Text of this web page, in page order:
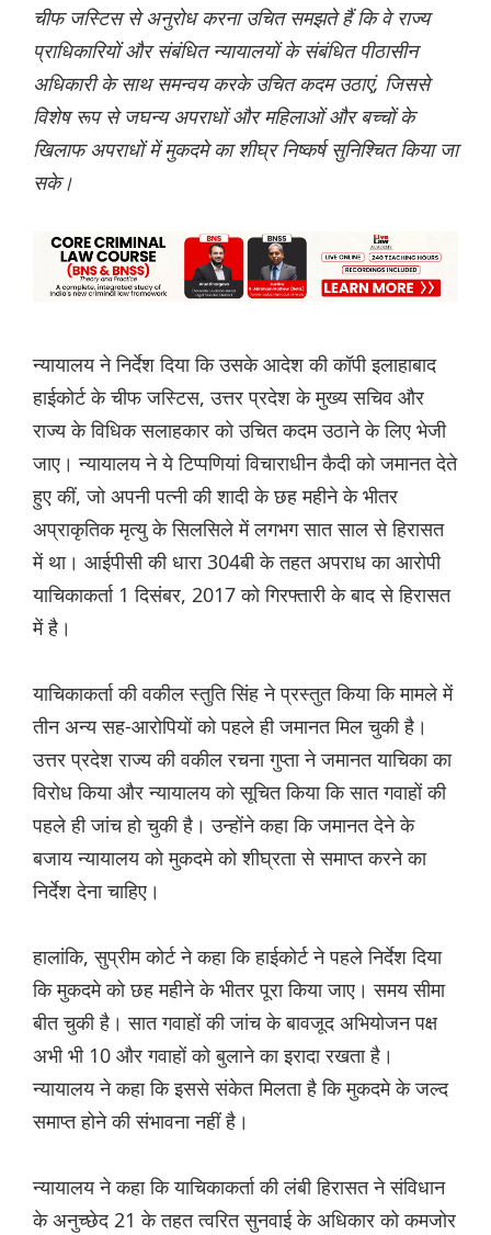
चीफ जस्टिस से अनुरोध करना उचित समझते हैं कि वे राज्य
प्राधिकारियों और संबंधित न्यायालयों के संबंधित पीठासीन
अधिकारी के साथ समन्वय करके उचित कदम उठाएं, जिससे
विशेष रूप से जघन्य अपराधों और महिलाओं और बच्चों के
खिलाफ अपराधों में मुकदमे का शीघ्र निष्कर्ष सुनिश्चित किया जा
सके।
न्यायालय ने निर्देश दिया कि उसके आदेश की कॉपी इलाहाबाद
हाईकोर्ट के चीफ जस्टिस, उत्तर प्रदेश के मुख्य सचिव और
राज्य के विधिक सलाहकार को उचित कदम उठाने के लिए भेजी
जाए। न्यायालय ने ये टिप्पणियां विचाराधीन कैदी को जमानत देते
हुए कीं, जो अपनी पत्नी की शादी के छह महीने के भीतर
अप्राकृतिक मृत्यु के सिलसिले में लगभग सात साल से हिरासत
में था। आईपीसी की धारा 304बी के तहत अपराध का आरोपी
याचिकाकर्ता 1 दिसंबर, 2017 को गिरफ्तारी के बाद से हिरासत
में है।
याचिकाकर्ता की वकील स्तुति सिंह ने प्रस्तुत किया कि मामले में
तीन अन्य सह-आरोपियों को पहले ही जमानत मिल चुकी है।
उत्तर प्रदेश राज्य की वकील रचना गुप्ता ने जमानत याचिका का
विरोध किया और न्यायालय को सूचित किया कि सात गवाहों की
पहले ही जांच हो चुकी है। उन्होंने कहा कि जमानत देने के
बजाय न्यायालय को मुकदमे को शीघ्रता से समाप्त करने का
निर्देश देना चाहिए।
हालांकि, सुप्रीम कोर्ट ने कहा कि हाईकोर्ट ने पहले निर्देश दिया
कि मुकदमे को छह महीने के भीतर पूरा किया जाए। समय सीमा
बीत चुकी है। सात गवाहों की जांच के बावजूद अभियोजन पक्ष
अभी भी 10 और गवाहों को बुलाने का इरादा रखता है।
न्यायालय ने कहा कि इससे संकेत मिलता है कि मुकदमे के जल्द
समाप्त होने की संभावना नहीं है।
न्यायालय ने कहा कि याचिकाकर्ता की लंबी हिरासत ने संविधान
के अनुच्छेद 21 के तहत त्वरित सुनवाई के अधिकार को कमजोर